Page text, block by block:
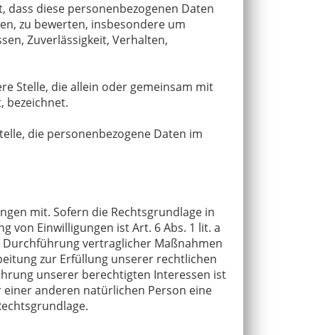
diese personenbezogenen Daten
zu bewerten, insbesondere um
Zuverlässigkeit, Verhalten,
Stelle, die allein oder gemeinsam mit
bezeichnet.
die personenbezogene Daten im
mit. Sofern die Rechtsgrundlage in
von Einwilligungen ist Art. 6 Abs. 1 lit. a
Durchführung vertraglicher Maßnahmen
zur Erfüllung unserer rechtlichen
unserer berechtigten Interessen ist
einer anderen natürlichen Person eine